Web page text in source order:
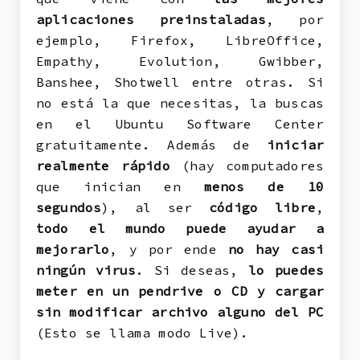
aplicaciones preinstaladas , por
ejemplo, Firefox, LibreOffice,
Empathy, Evolution, Gwibber,
Banshee, Shotwell entre otras. Si
no está la que necesitas, la buscas
en el Ubuntu Software Center
gratuitamente. Además de iniciar
realmente rápido (hay computadores
que inician en menos de 10
segundos), al ser código libre ,
todo el mundo puede ayudar a
mejorarlo , y por ende no hay casi
ningún virus . Si deseas, lo puedes
meter en un pendrive o CD y cargar
sin modificar archivo alguno del PC
(Esto se llama modo Live).